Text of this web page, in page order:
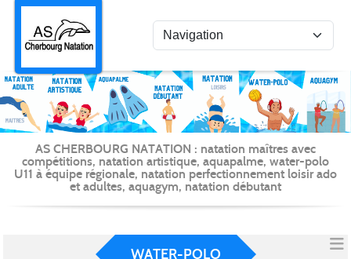
AS CHERBOURG NATATION : natation maîtres avec
compétitions, natation artistique, aquapalme, water-polo
U11 à équipe régionale, natation perfectionnement loisir ado
et adultes, aquagym, natation débutant
WATER-POLO
Panneau de gestion des cookies